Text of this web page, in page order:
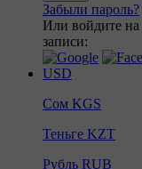
Забыли пароль?
Или войдите
записи:
USD
Сом KGS
Теньге KZT
Рубль RUB